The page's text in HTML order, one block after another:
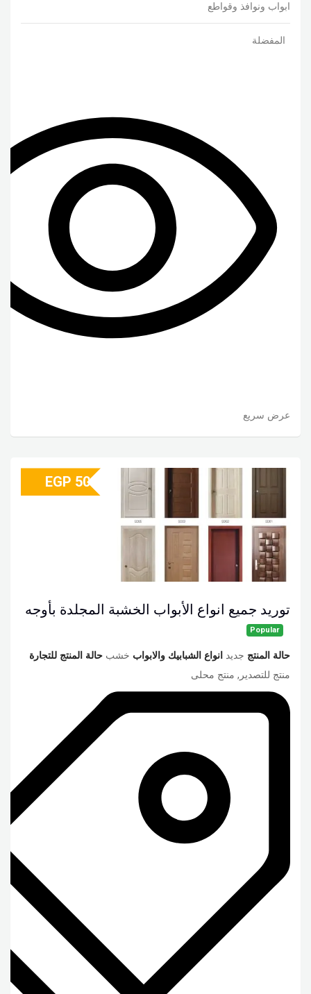
ابواب ونوافذ وقواطع
المفضلة
عرض سريع
توريد جميع انواع الأبواب الخشبة المجلدة بأوجه
Popular
حالة المنتج جديد انواع الشبابيك والابواب خشب حالة المنتج للتجارة
منتج للتصدير, منتج محلى
EGP 50